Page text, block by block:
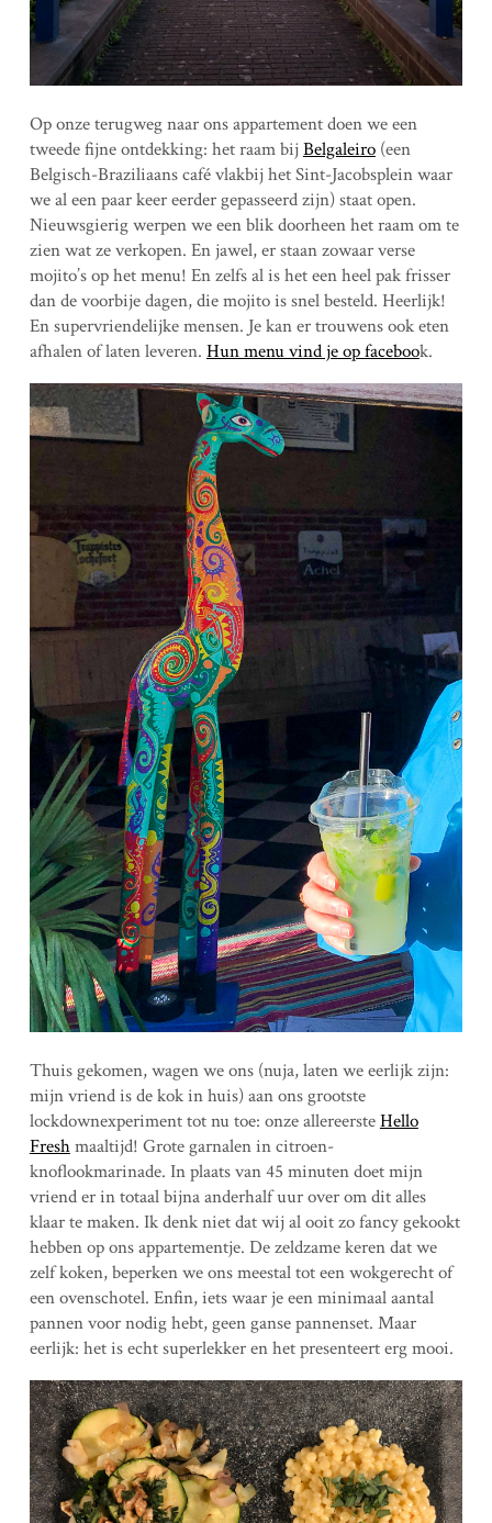
Op onze terugweg naar ons appartement doen we een
tweede fijne ontdekking: het raam bijBelgaleiro(een
Belgisch-Braziliaans café vlakbij het Sint-Jacobsplein waar
we al een paar keer eerder gepasseerd zijn) staat open.
Nieuwsgierig werpen we een blik doorheen het raam om te
zien wat ze verkopen. En jawel, er staan zowaar verse
mojito’s op het menu! En zelfs al is het een heel pak frisser
dan de voorbije dagen, die mojito is snel besteld. Heerlijk!
En supervriendelijke mensen. Je kan er trouwens ook eten
afhalen of laten leveren. Hun menu vind je op facebook.
Thuis gekomen, wagen we ons (nuja, laten we eerlijk zijn:
mijn vriend is de kok in huis) aan ons grootste
lockdownexperiment tot nu toe: onze allereersteHello
Freshmaaltijd! Grote garnalen in citroen-
knoflookmarinade. In plaats van 45 minuten doet mijn
vriend er in totaal bijna anderhalf uur over om dit alles
klaar te maken. Ik denk niet dat wij al ooit zo fancy gekookt
hebben op ons appartementje. De zeldzame keren dat we
zelf koken, beperken we ons meestal tot een wokgerecht of
een ovenschotel. Enfin, iets waar je een minimaal aantal
pannen voor nodig hebt, geen ganse pannenset. Maar
eerlijk: het is echt superlekker en het presenteert erg mooi.